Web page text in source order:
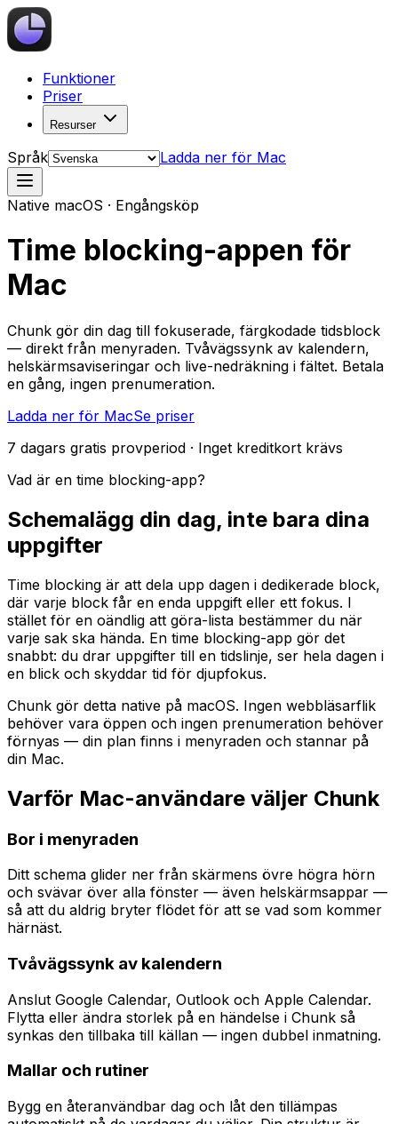
Funktioner
Priser
Resurser
Språk Ladda ner för Mac
Native macOS · Engångsköp
Time blocking-appen för
Mac
Chunk gör din dag till fokuserade, färgkodade tidsblock
— direkt från menyraden. Tvåvägssynk av kalendern,
helskärmsaviseringar och live-nedräkning i fältet. Betala
en gång, ingen prenumeration.
Ladda ner för MacSe priser
7 dagars gratis provperiod · Inget kreditkort krävs
Vad är en time blocking-app?
Schemalägg din dag, inte bara dina
uppgifter
Time blocking är att dela upp dagen i dedikerade block,
där varje block får en enda uppgift eller ett fokus. I
stället för en oändlig att göra-lista bestämmer du när
varje sak ska hända. En time blocking-app gör det
snabbt: du drar uppgifter till en tidslinje, ser hela dagen i
en blick och skyddar tid för djupfokus.
Chunk gör detta native på macOS. Ingen webbläsarflik
behöver vara öppen och ingen prenumeration behöver
förnyas — din plan finns i menyraden och stannar på
din Mac.
Varför Mac-användare väljer Chunk
Bor i menyraden
Ditt schema glider ner från skärmens övre högra hörn
och svävar över alla fönster — även helskärmsappar —
så att du aldrig bryter flödet för att se vad som kommer
härnäst.
Tvåvägssynk av kalendern
Anslut Google Calendar, Outlook och Apple Calendar.
Flytta eller ändra storlek på en händelse i Chunk så
synkas den tillbaka till källan — ingen dubbel inmatning.
Mallar och rutiner
Bygg en återanvändbar dag och låt den tillämpas